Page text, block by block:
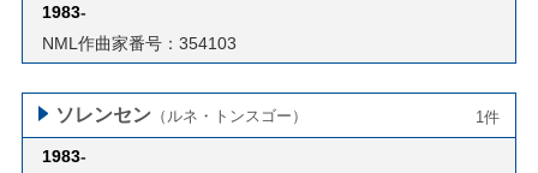
1983-
NML作曲家番号：354103
ソレンセン （ルネ・トンスゴー） 1件
1983-